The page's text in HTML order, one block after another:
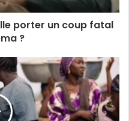
porter un coup fatal
?